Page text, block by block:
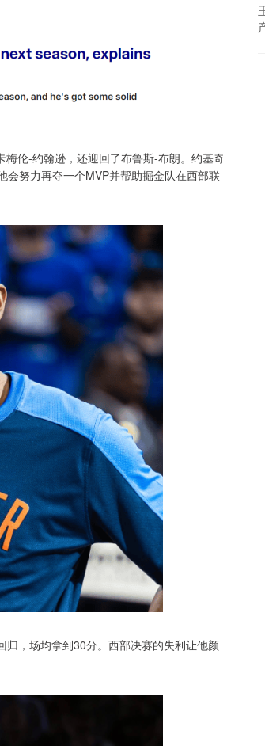
伦-约翰逊，还迎回了布鲁斯-布朗。约基奇
努力再夺一个MVP并帮助掘金队在西部联
归，场均拿到30分。西部决赛的失利让他颜